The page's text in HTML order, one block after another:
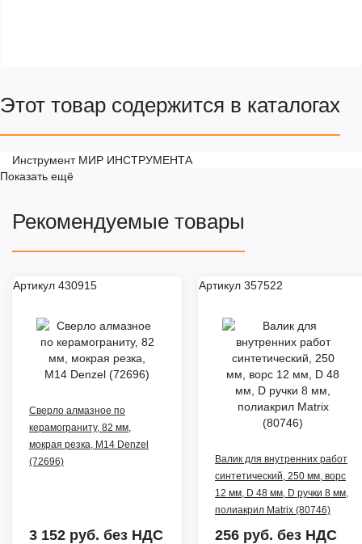
Этот товар содержится в каталогах
Инструмент МИР ИНСТРУМЕНТА
Показать ещё
Рекомендуемые товары
Артикул 430915
Сверло алмазное по
керамограниту, 82 мм,
мокрая резка, М14 Denzel
(72696)
3 152 руб. без НДС
Артикул 357522
Валик для внутренних работ
синтетический, 250 мм, ворс
12 мм, D 48 мм, D ручки 8 мм,
полиакрил Matrix (80746)
256 руб. без НДС